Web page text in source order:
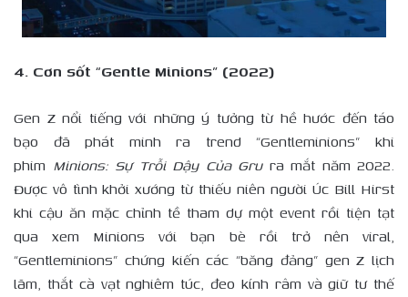
4. Cơn sốt “Gentle Minions” (2022)
Gen Z nổi tiếng với những ý tưởng từ hề hước đến táo
bạo đã phát minh ra trend “Gentleminions” khi
phim Minions: Sự Trỗi Dậy Của Grura mắt năm 2022.
Được vô tình khởi xướng từ thiếu niên người Úc Bill Hirst
khi cậu ăn mặc chỉnh tề tham dự một event rồi tiện tạt
qua xem Minions với bạn bè rồi trở nên viral,
“Gentleminions” chứng kiến các “băng đảng” gen Z lịch
lãm, thắt cà vạt nghiêm túc, đeo kính râm và giữ tư thế